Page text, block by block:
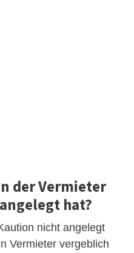
der Vermieter
hat?
nicht angelegt
Vermieter vergeblich